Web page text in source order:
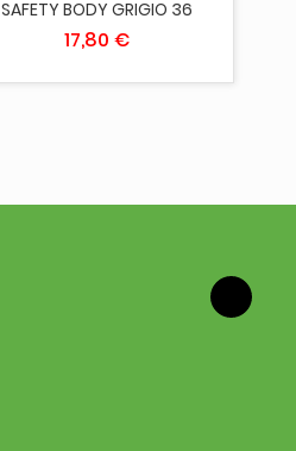
SAFETY BODY GRIGIO 36
17,80 €